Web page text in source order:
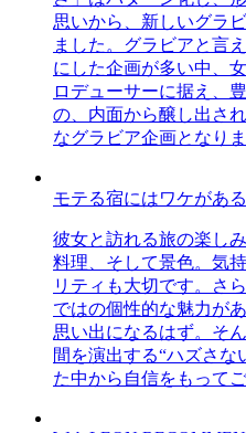
思いから、新しいグラ
ました。グラビアと言
にした企画が多い中、
ロデューサーに据え、
の、内面から醸し出さ
なグラビア企画となりま
モテる宿にはワケがある
彼女と訪れる旅の楽し
料理、そして景色。気
リティも大切です。さ
ではの個性的な魅力が
思い出になるはず。そ
間を演出する“ハズさ
た中から自信をもって